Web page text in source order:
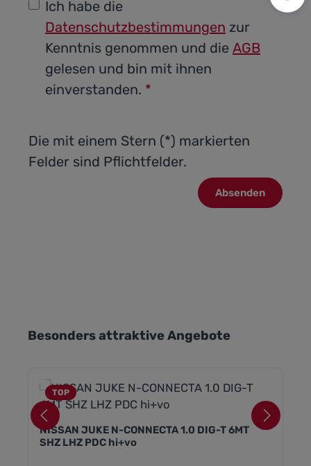
Ich habe die
Datenschutzbestimmungen zur
Kenntnis genommen und die AGB
gelesen und bin mit ihnen
einverstanden. *
Die mit einem Stern (*) markierten
Felder sind Pflichtfelder.
Absenden
Produktgalerie überspringen
Besonders attraktive Angebote
TOP
NISSAN JUKE N-CONNECTA 1.0 DIG-T 6MT
SHZ LHZ PDC hi+vo